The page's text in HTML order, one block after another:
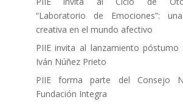
“Laboratorio de Emociones”:
creativa en el mundo afectivo
PIIE invita al lanzamiento
Iván Núñez Prieto
PIIE forma parte del Consejo
Fundación Integra